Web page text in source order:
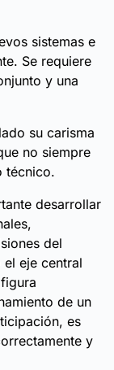
sistemas e
Se requiere
y una
su carisma
no siempre
técnico.
desarrollar
del
eje central
de un
es
y